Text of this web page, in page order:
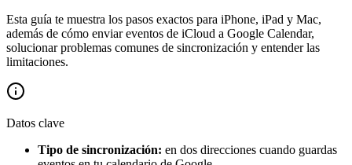
Esta guía te muestra los pasos exactos para iPhone, iPad y Mac,
además de cómo enviar eventos de iCloud a Google Calendar,
solucionar problemas comunes de sincronización y entender las
limitaciones.
Datos clave
Tipo de sincronización: en dos direcciones cuando guardas